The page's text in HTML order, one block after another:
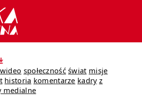
wideo społeczność świat misje
historia komentarze kadry z
medialne